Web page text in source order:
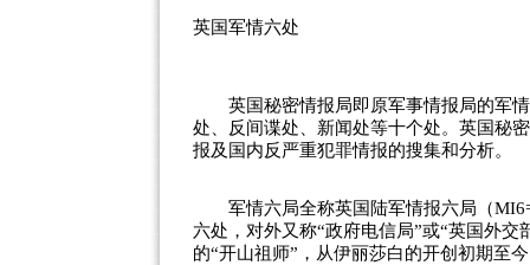
英国军情六处
英国秘密情报局即原军事情报局的军情
处、反间谍处、 新闻处等十个处。英国秘
报及国内反严重犯罪情报的搜集和分析。
军情六局全称英国陆军情报六局（
六处，对外又称“政府电信局”或“英国外
的“开山祖师”，从伊丽莎白的开创初期至